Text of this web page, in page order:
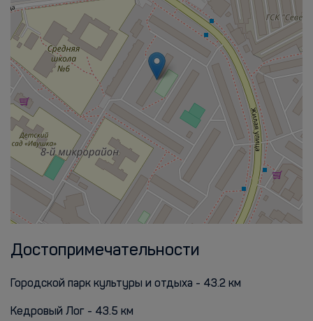
Достопримечательности
Городской парк культуры и отдыха - 43.2 км
Кедровый Лог - 43.5 км